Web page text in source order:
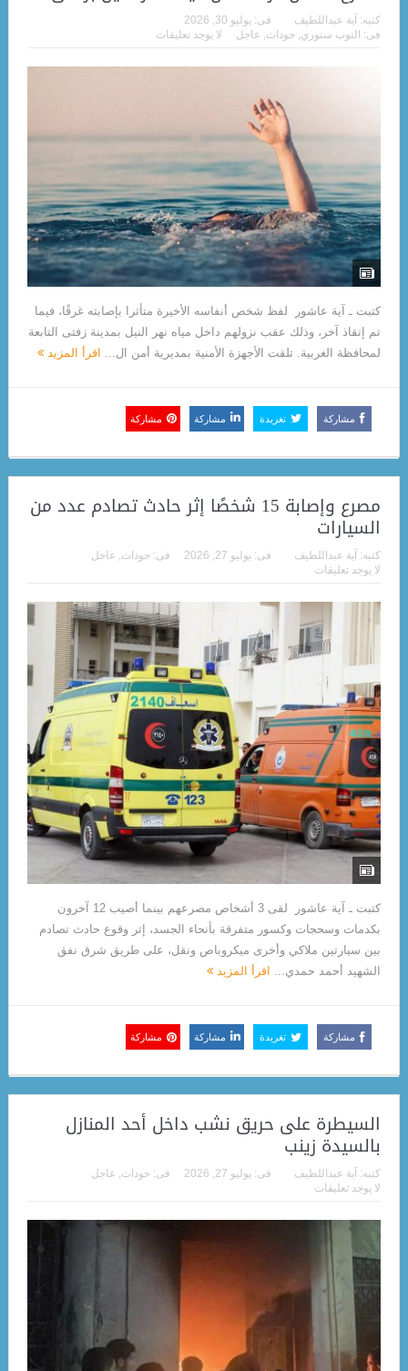
كتبه: آية عبداللطيف فى: يوليو 30, 2026
فى: التوب ستوري, حوداث, عاجل لا يوجد تعليقات
كتبت ـ آية عاشور لفظ شخص أنفاسه الأخيرة متأثرا بإصابته غرقًا، فيما
تم إنقاذ آخر، وذلك عقب نزولهم داخل مياه نهر النيل بمدينة زفتى التابعة
لمحافظة الغربية. تلقت الأجهزة الأمنية بمديرية أمن ال...
اقرأ المزيد
مشاركة تغريدة مشاركة مشاركة
مصرع وإصابة 15 شخصًا إثر حادث تصادم عدد من
السيارات
كتبه: آية عبداللطيف فى: يوليو 27, 2026 فى: حوداث, عاجل
لا يوجد تعليقات
كتبت ـ آية عاشور لقى 3 أشخاص مصرعهم بينما أصيب 12 آخرون
بكدمات وسحجات وكسور متفرقة بأنحاء الجسد، إثر وقوع حادث تصادم
بين سيارتين ملاكي وأخرى ميكروباص ونقل، على طريق شرق نفق
الشهيد أحمد حمدي... اقرأ المزيد
مشاركة تغريدة مشاركة مشاركة
السيطرة على حريق نشب داخل أحد المنازل
بالسيدة زينب
كتبه: آية عبداللطيف فى: يوليو 27, 2026 فى: حوداث, عاجل
لا يوجد تعليقات